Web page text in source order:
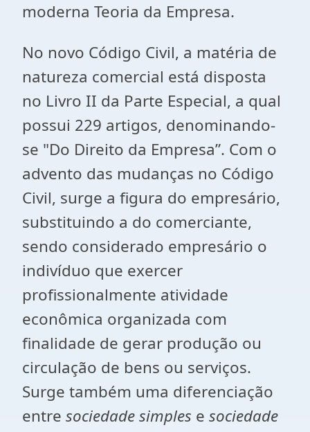
moderna Teoria da Empresa.
No novo Código Civil, a matéria de
natureza comercial está disposta
no Livro II da Parte Especial, a qual
possui 229 artigos, denominando-
se "Do Direito da Empresa”. Com o
advento das mudanças no Código
Civil, surge a figura do empresário,
substituindo a do comerciante,
sendo considerado empresário o
indivíduo que exercer
profissionalmente atividade
econômica organizada com
finalidade de gerar produção ou
circulação de bens ou serviços.
Surge também uma diferenciação
entre sociedade simples e sociedade